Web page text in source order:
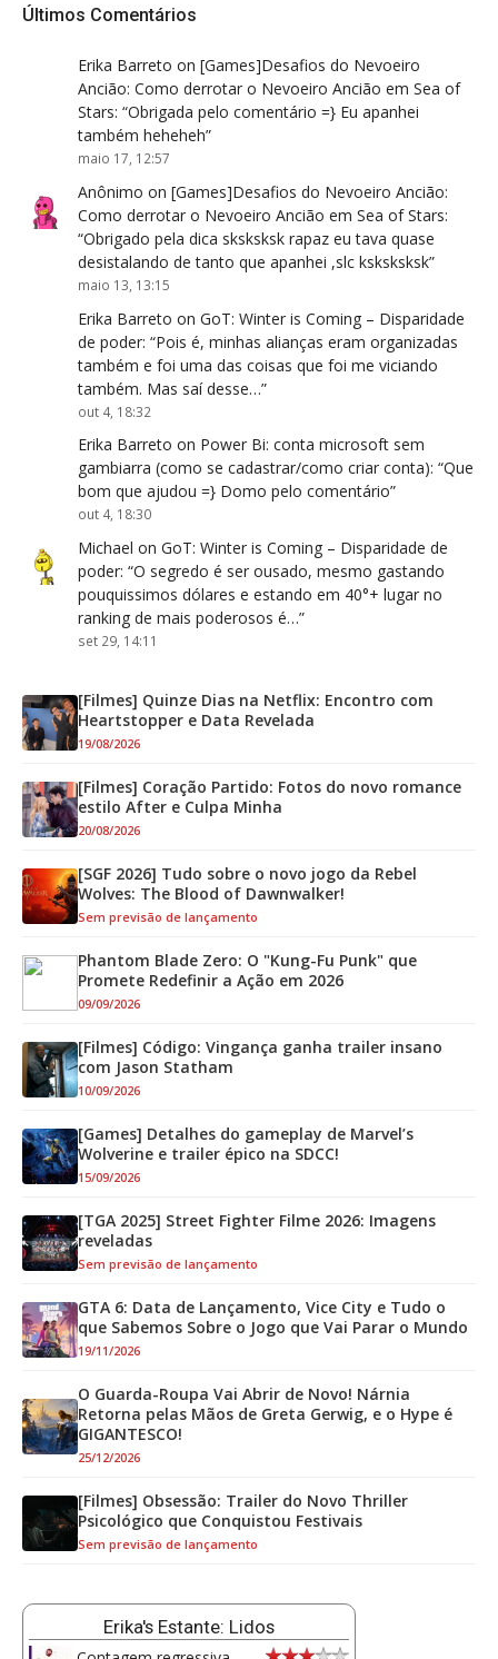
Últimos Comentários
Erika Barreto on [Games]Desafios do Nevoeiro
Ancião: Como derrotar o Nevoeiro Ancião em Sea of
Stars: “Obrigada pelo comentário =} Eu apanhei
também heheheh”
maio 17, 12:57
Anônimo on [Games]Desafios do Nevoeiro Ancião:
Como derrotar o Nevoeiro Ancião em Sea of Stars:
“Obrigado pela dica sksksksk rapaz eu tava quase
desistalando de tanto que apanhei ,slc ksksksksk”
maio 13, 13:15
Erika Barreto on GoT: Winter is Coming – Disparidade
de poder: “Pois é, minhas alianças eram organizadas
também e foi uma das coisas que foi me viciando
também. Mas saí desse…”
out 4, 18:32
Erika Barreto on Power Bi: conta microsoft sem
gambiarra (como se cadastrar/como criar conta): “Que
bom que ajudou =} Domo pelo comentário”
out 4, 18:30
Michael on GoT: Winter is Coming – Disparidade de
poder: “O segredo é ser ousado, mesmo gastando
pouquissimos dólares e estando em 40°+ lugar no
ranking de mais poderosos é…”
set 29, 14:11
[Filmes] Quinze Dias na Netflix: Encontro com
Heartstopper e Data Revelada
19/08/2026
[Filmes] Coração Partido: Fotos do novo romance
estilo After e Culpa Minha
20/08/2026
[SGF 2026] Tudo sobre o novo jogo da Rebel
Wolves: The Blood of Dawnwalker!
Sem previsão de lançamento
Phantom Blade Zero: O "Kung-Fu Punk" que
Promete Redefinir a Ação em 2026
09/09/2026
[Filmes] Código: Vingança ganha trailer insano
com Jason Statham
10/09/2026
[Games] Detalhes do gameplay de Marvel’s
Wolverine e trailer épico na SDCC!
15/09/2026
[TGA 2025] Street Fighter Filme 2026: Imagens
reveladas
Sem previsão de lançamento
GTA 6: Data de Lançamento, Vice City e Tudo o
que Sabemos Sobre o Jogo que Vai Parar o Mundo
19/11/2026
O Guarda-Roupa Vai Abrir de Novo! Nárnia
Retorna pelas Mãos de Greta Gerwig, e o Hype é
GIGANTESCO!
25/12/2026
[Filmes] Obsessão: Trailer do Novo Thriller
Psicológico que Conquistou Festivais
Sem previsão de lançamento
Erika's Estante: Lidos